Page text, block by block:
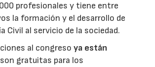
profesionales y tiene entre
la formación y el desarrollo de
Civil al servicio de la sociedad.
al congresoya están
gratuitas para los